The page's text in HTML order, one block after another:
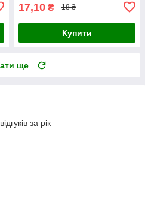
17,10 ₴ 18 ₴
Купити
ще
за рік